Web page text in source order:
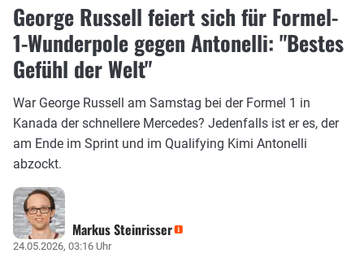
George Russell feiert sich für Formel-
1-Wunderpole gegen Antonelli: "Bestes
Gefühl der Welt"
War George Russell am Samstag bei der Formel 1 in
Kanada der schnellere Mercedes? Jedenfalls ist er es, der
am Ende im Sprint und im Qualifying Kimi Antonelli
abzockt.
Markus Steinrisser
24.05.2026, 03:16 Uhr